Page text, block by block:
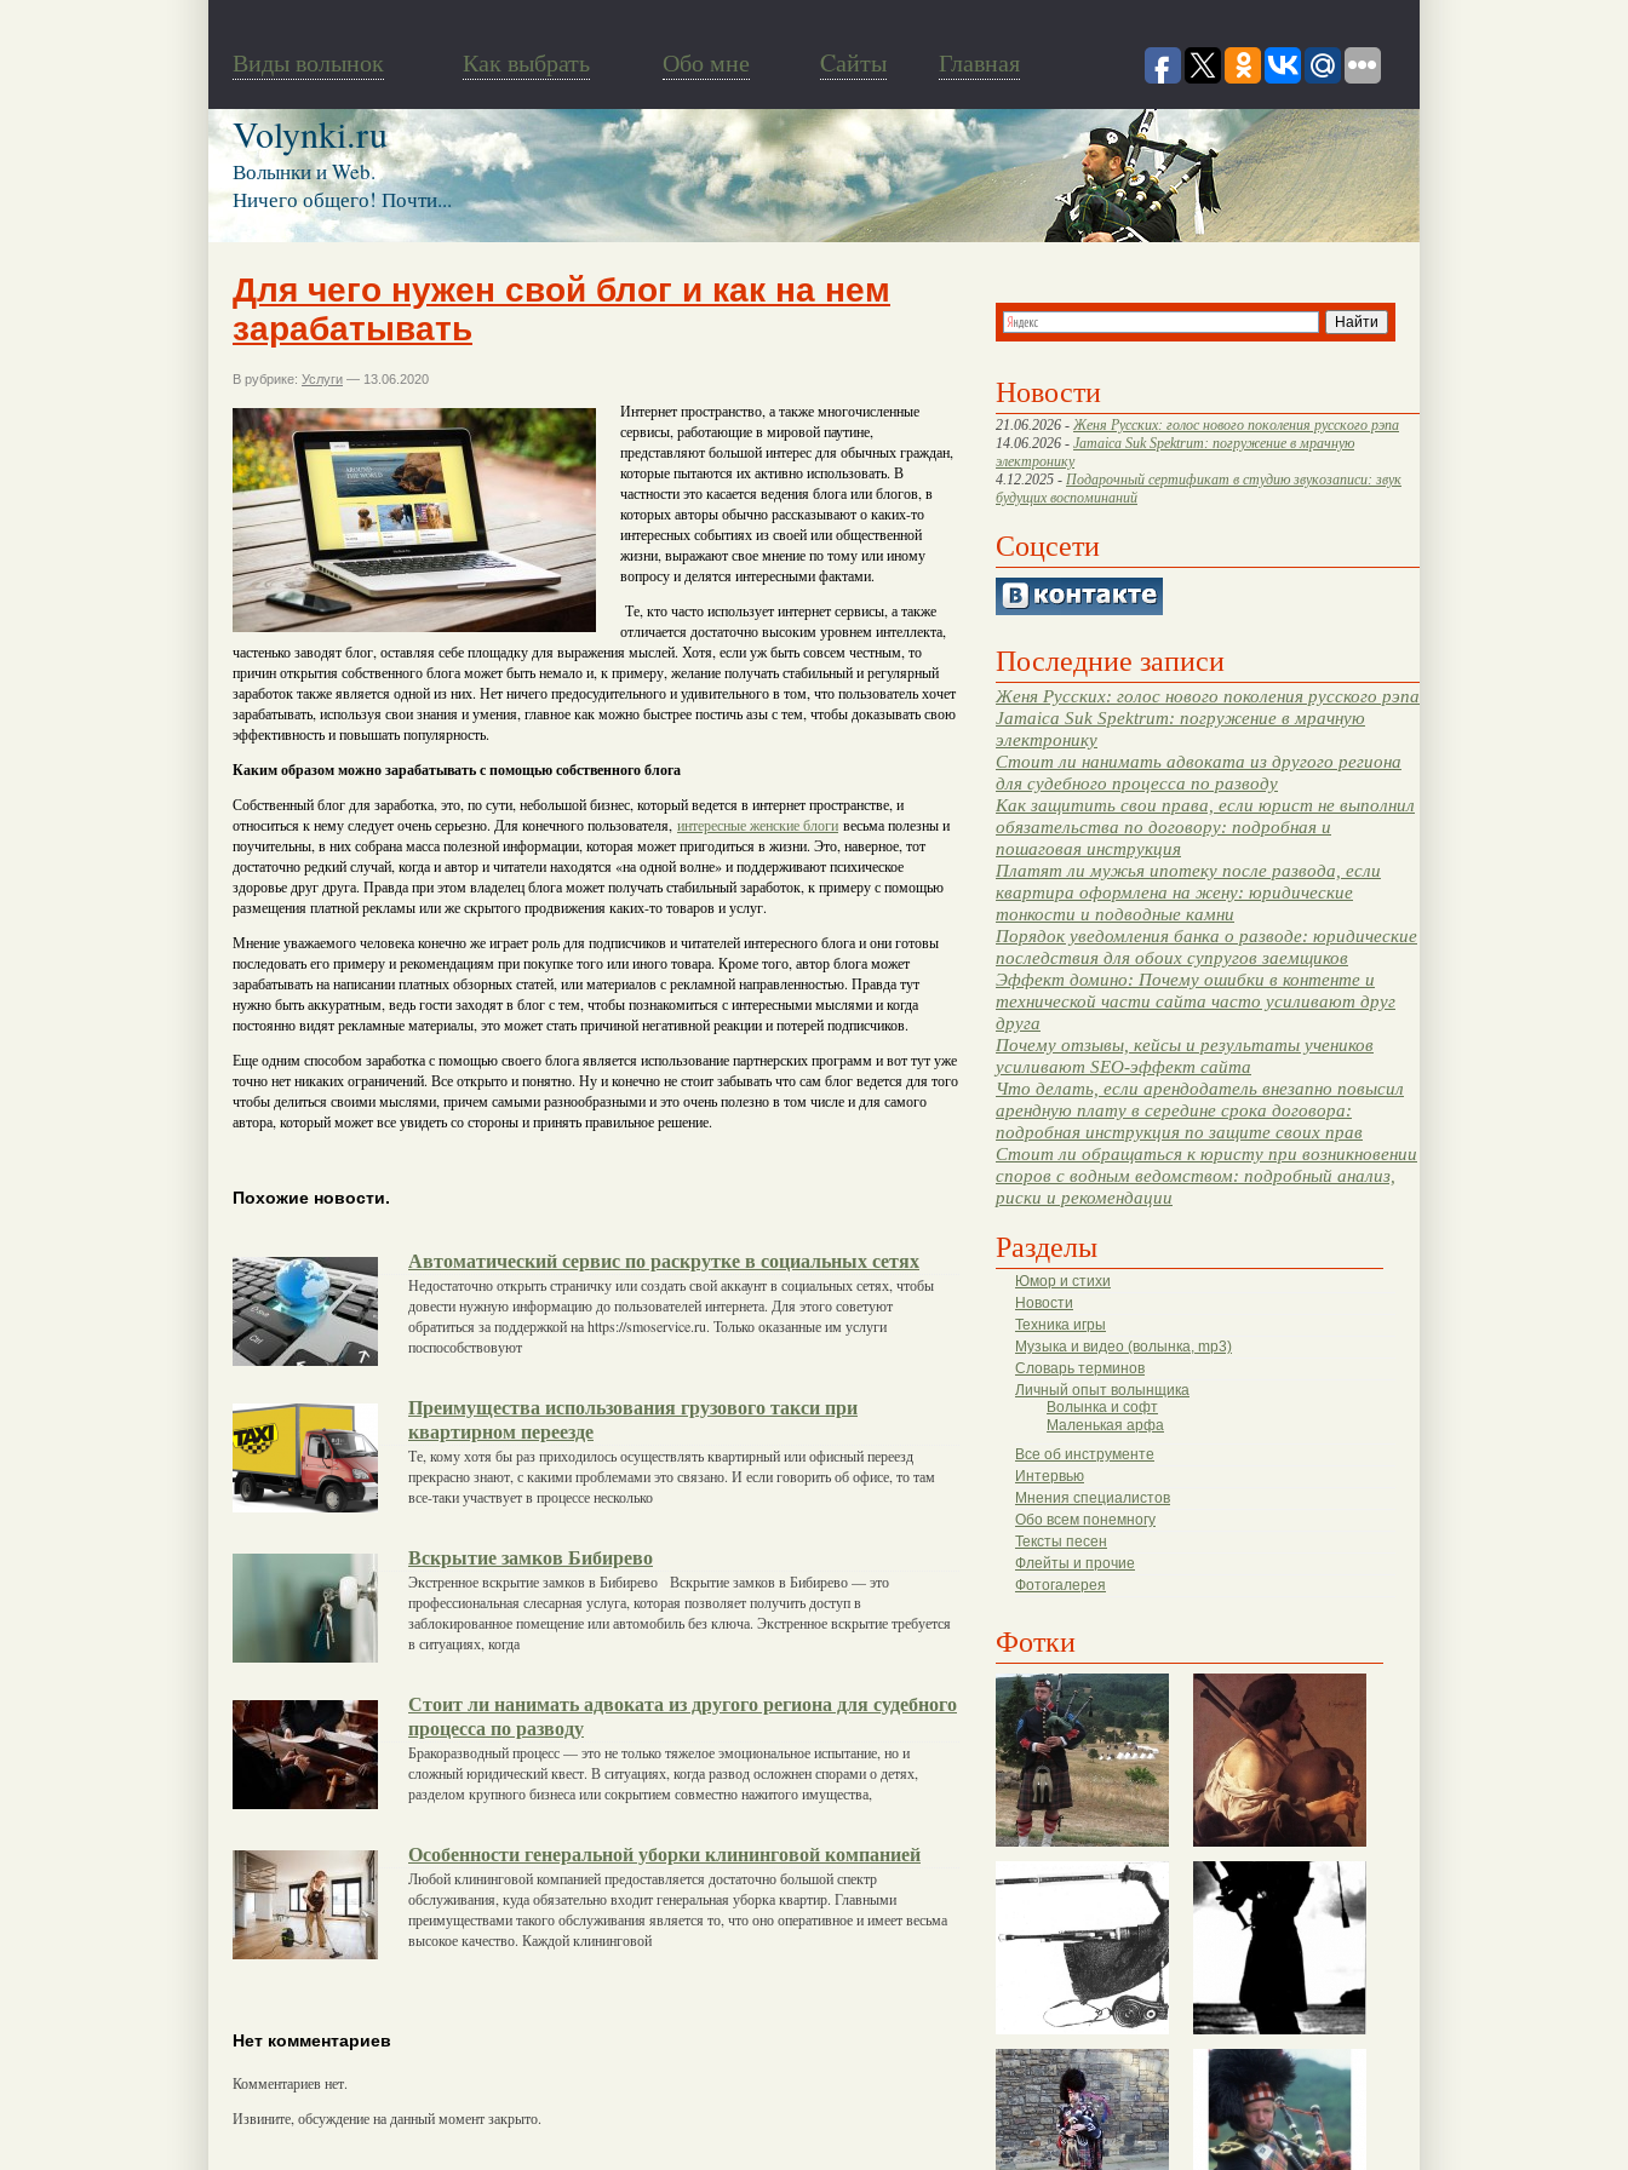
Виды волынок Как выбрать Обо мне Cайты Главная
Volynki.ru
Волынки и Web.
Ничего общего! Почти...
Новости
21.06.2026 - Женя Русских: голос нового поколения русского рэпа
14.06.2026 - Jamaica Suk Spektrum: погружение в мрачную
электронику
4.12.2025 - Подарочный сертификат в студию звукозаписи: звук
будущих воспоминаний
Соцсети
Последние записи
Женя Русских: голос нового поколения русского рэпа
Jamaica Suk Spektrum: погружение в мрачную
электронику
Стоит ли нанимать адвоката из другого региона
для судебного процесса по разводу
Как защитить свои права, если юрист не выполнил
обязательства по договору: подробная и
пошаговая инструкция
Платят ли мужья ипотеку после развода, если
квартира оформлена на жену: юридические
тонкости и подводные камни
Порядок уведомления банка о разводе: юридические
последствия для обоих супругов заемщиков
Эффект домино: Почему ошибки в контенте и
технической части сайта часто усиливают друг
друга
Почему отзывы, кейсы и результаты учеников
усиливают SEO-эффект сайта
Что делать, если арендодатель внезапно повысил
арендную плату в середине срока договора:
подробная инструкция по защите своих прав
Стоит ли обращаться к юристу при возникновении
споров с водным ведомством: подробный анализ,
риски и рекомендации
Разделы
Юмор и стихи
Новости
Техника игры
Музыка и видео (волынка, mp3)
Словарь терминов
Личный опыт волынщика
Волынка и софт
Маленькая арфа
Все об инструменте
Интервью
Мнения специалистов
Обо всем понемногу
Тексты песен
Флейты и прочие
Фотогалерея
Фотки
Для чего нужен свой блог и как на нем
зарабатывать
В рубрике: Услуги — 13.06.2020
Интернет пространство, а также многочисленные
сервисы, работающие в мировой паутине,
представляют большой интерес для обычных граждан,
которые пытаются их активно использовать. В
частности это касается ведения блога или блогов, в
которых авторы обычно рассказывают о каких-то
интересных событиях из своей или общественной
жизни, выражают свое мнение по тому или иному
вопросу и делятся интересными фактами.
Те, кто часто использует интернет сервисы, а также
отличается достаточно высоким уровнем интеллекта,
частенько заводят блог, оставляя себе площадку для выражения мыслей. Хотя, если уж быть совсем честным, то
причин открытия собственного блога может быть немало и, к примеру, желание получать стабильный и регулярный
заработок также является одной из них. Нет ничего предосудительного и удивительного в том, что пользователь хочет
зарабатывать, используя свои знания и умения, главное как можно быстрее постичь азы с тем, чтобы доказывать свою
эффективность и повышать популярность.
Каким образом можно зарабатывать с помощью собственного блога
Собственный блог для заработка, это, по сути, небольшой бизнес, который ведется в интернет пространстве, и
относиться к нему следует очень серьезно. Для конечного пользователя, интересные женские блоги весьма полезны и
поучительны, в них собрана масса полезной информации, которая может пригодиться в жизни. Это, наверное, тот
достаточно редкий случай, когда и автор и читатели находятся «на одной волне» и поддерживают психическое
здоровье друг друга. Правда при этом владелец блога может получать стабильный заработок, к примеру с помощью
размещения платной рекламы или же скрытого продвижения каких-то товаров и услуг.
Мнение уважаемого человека конечно же играет роль для подписчиков и читателей интересного блога и они готовы
последовать его примеру и рекомендациям при покупке того или иного товара. Кроме того, автор блога может
зарабатывать на написании платных обзорных статей, или материалов с рекламной направленностью. Правда тут
нужно быть аккуратным, ведь гости заходят в блог с тем, чтобы познакомиться с интересными мыслями и когда
постоянно видят рекламные материалы, это может стать причиной негативной реакции и потерей подписчиков.
Еще одним способом заработка с помощью своего блога является использование партнерских программ и вот тут уже
точно нет никаких ограничений. Все открыто и понятно. Ну и конечно не стоит забывать что сам блог ведется для того
чтобы делиться своими мыслями, причем самыми разнообразными и это очень полезно в том числе и для самого
автора, который может все увидеть со стороны и принять правильное решение.
Похожие новости.
Автоматический сервис по раскрутке в социальных сетях
Недостаточно открыть страничку или создать свой аккаунт в социальных сетях, чтобы
довести нужную информацию до пользователей интернета. Для этого советуют
обратиться за поддержкой на https://smoservice.ru. Только оказанные им услуги
поспособствовуют
Преимущества использования грузового такси при
квартирном переезде
Те, кому хотя бы раз приходилось осуществлять квартирный или офисный переезд
прекрасно знают, с какими проблемами это связано. И если говорить об офисе, то там
все-таки участвует в процессе несколько
Вскрытие замков Бибирево
Экстренное вскрытие замков в Бибирево Вскрытие замков в Бибирево — это
профессиональная слесарная услуга, которая позволяет получить доступ в
заблокированное помещение или автомобиль без ключа. Экстренное вскрытие требуется
в ситуациях, когда
Стоит ли нанимать адвоката из другого региона для судебного
процесса по разводу
Бракоразводный процесс — это не только тяжелое эмоциональное испытание, но и
сложный юридический квест. В ситуациях, когда развод осложнен спорами о детях,
разделом крупного бизнеса или сокрытием совместно нажитого имущества,
Особенности генеральной уборки клининговой компанией
Любой клининговой компанией предоставляется достаточно большой спектр
обслуживания, куда обязательно входит генеральная уборка квартир. Главными
преимуществами такого обслуживания является то, что оно оперативное и имеет весьма
высокое качество. Каждой клининговой
Нет комментариев
Комментариев нет.
Извините, обсуждение на данный момент закрыто.